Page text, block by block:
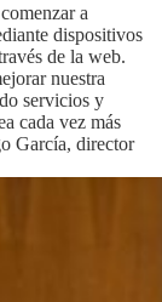
a
dispositivos
de la web.
nuestra
servicios y
cada vez más
García, director